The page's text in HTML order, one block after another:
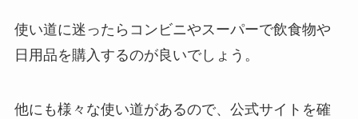
使い道に迷ったらコンビニやスーパーで飲食物や
日用品を購入するのが良いでしょう。
他にも様々な使い道があるので、公式サイトを確